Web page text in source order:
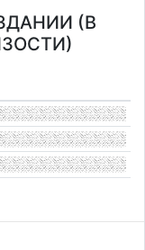
(В